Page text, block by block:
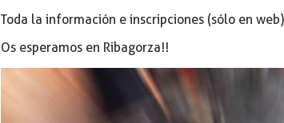
Toda la información e inscripciones (sólo en
Os esperamos en Ribagorza!!